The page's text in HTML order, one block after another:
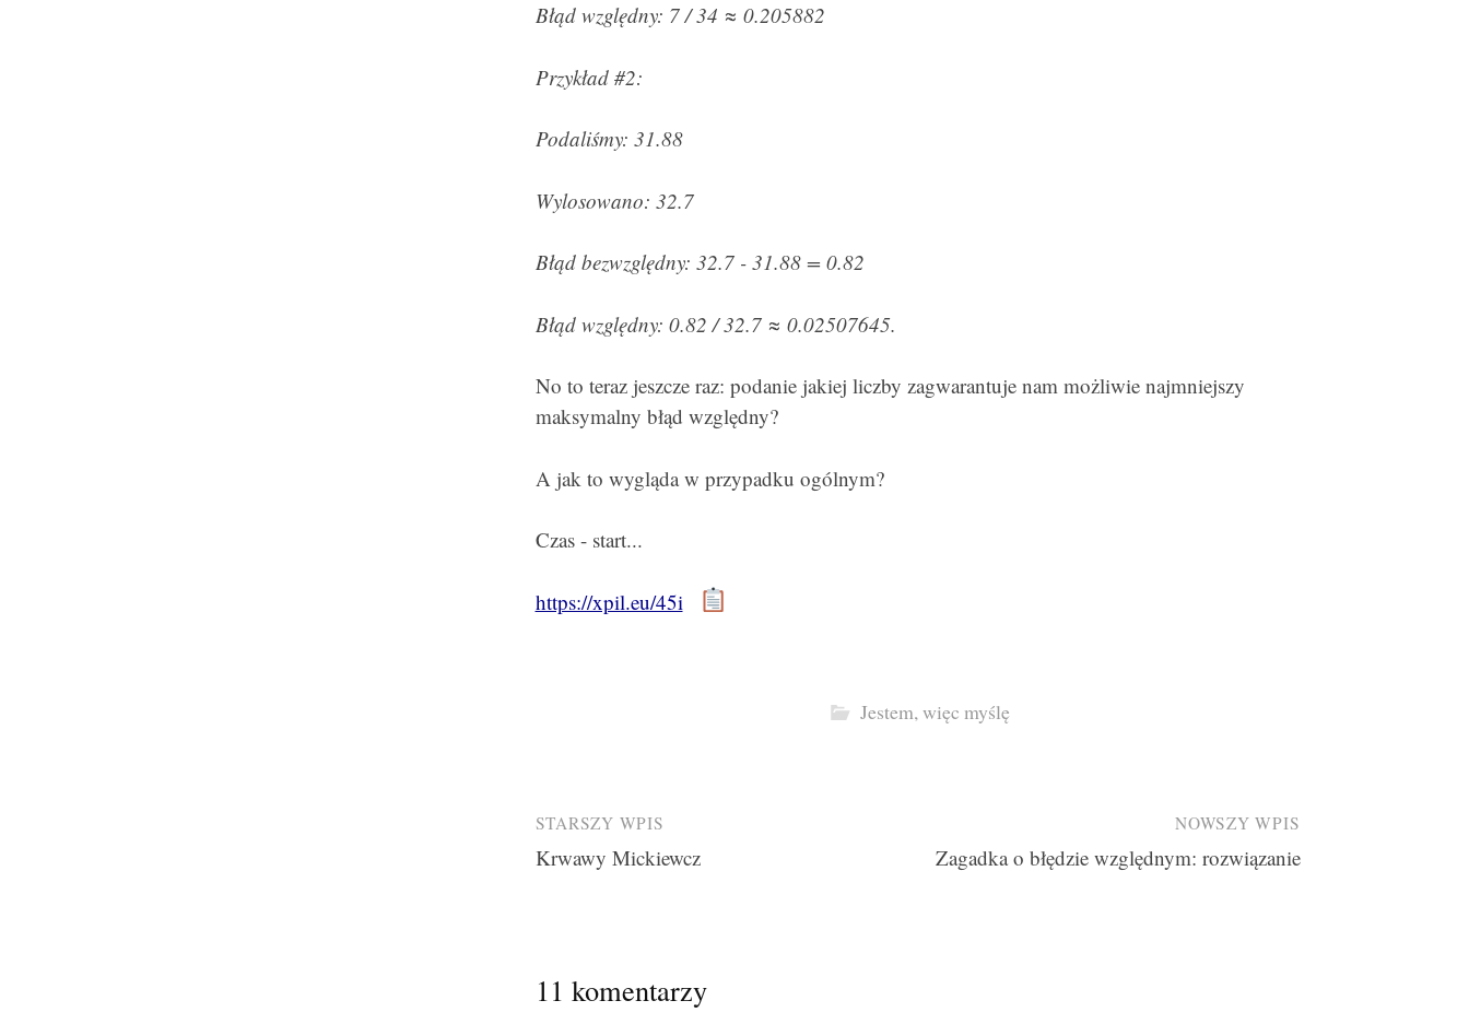
Błąd względny: 7 / 34 ≈ 0.205882
Przykład #2:
Podaliśmy: 31.88
Wylosowano: 32.7
Błąd bezwzględny: 32.7 - 31.88 = 0.82
Błąd względny: 0.82 / 32.7 ≈ 0.02507645.
No to teraz jeszcze raz: podanie jakiej liczby zagwarantuje nam możliwie najmniejszy
maksymalny błąd względny?
A jak to wygląda w przypadku ogólnym?
Czas - start...
https://xpil.eu/45i
Jestem, więc myślę
Post
navigation
STARSZY WPIS
Krwawy Mickiewcz
NOWSZY WPIS
Zagadka o błędzie względnym: rozwiązanie
11 komentarzy